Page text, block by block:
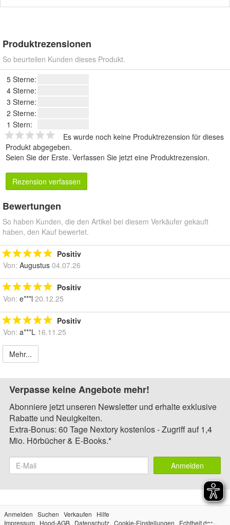
Produktrezensionen
So beurteilen Kunden dieses Produkt.
5 Sterne:
4 Sterne:
3 Sterne:
2 Sterne:
1 Stern:
Es wurde noch keine Produktrezension für dieses
Produkt abgegeben.
Seien Sie der Erste. Verfassen Sie jetzt eine Produktrezension.
Rezension verfassen
Bewertungen
So haben Kunden, die den Artikel bei diesem Verkäufer gekauft
haben, den Kauf bewertet.
Positiv
Von: Augustus 04.07.26
Positiv
Von: e***l 20.12.25
Positiv
Von: a***L 16.11.25
Mehr...
Verpasse keine Angebote mehr!
Abonniere jetzt unseren Newsletter und erhalte exklusive
Rabatte und Neuigkeiten.
Extra-Bonus: 60 Tage Nextory kostenlos - Zugriff auf 1,4
Mio. Hörbücher & E-Books.*
Anmelden
Anmelden Suchen Verkaufen
Hilfe
Impressum
Hood-AGB Datenschutz Cookie-Einstellungen Echtheit der